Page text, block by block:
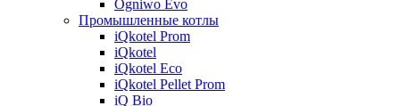
Ogniwo Evo
Промышленные котлы
iQkotel Prom
iQkotel
iQkotel Eco
iQkotel Pellet Prom
iQ Bio